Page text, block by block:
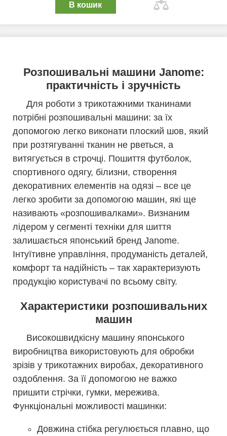
В кошик
Розпошивальні машини Janome:
практичність і зручність
Для роботи з трикотажними тканинами
потрібні розпошивальні машини: за їх
допомогою легко виконати плоский шов, який
при розтягуванні тканин не рветься, а
витягується в строчці. Пошиття футболок,
спортивного одягу, білизни, створення
декоративних елементів на одязі – все це
легко зробити за допомогою машин, які ще
називають «розпошивалками». Визнаним
лідером у сегменті техніки для шиття
залишається японський бренд Janome.
Інтуїтивне управління, продуманість деталей,
комфорт та надійність – так характеризують
продукцію користувачі по всьому світу.
Характеристики розпошивальних
машин
Високошвидкісну машину японського
виробництва використовують для обробки
зрізів у трикотажних виробах, декоративного
оздоблення. За її допомогою не важко
пришити стрічки, гумки, мережива.
Функціональні можливості машинки:
Довжина стібка регулюється плавно, що